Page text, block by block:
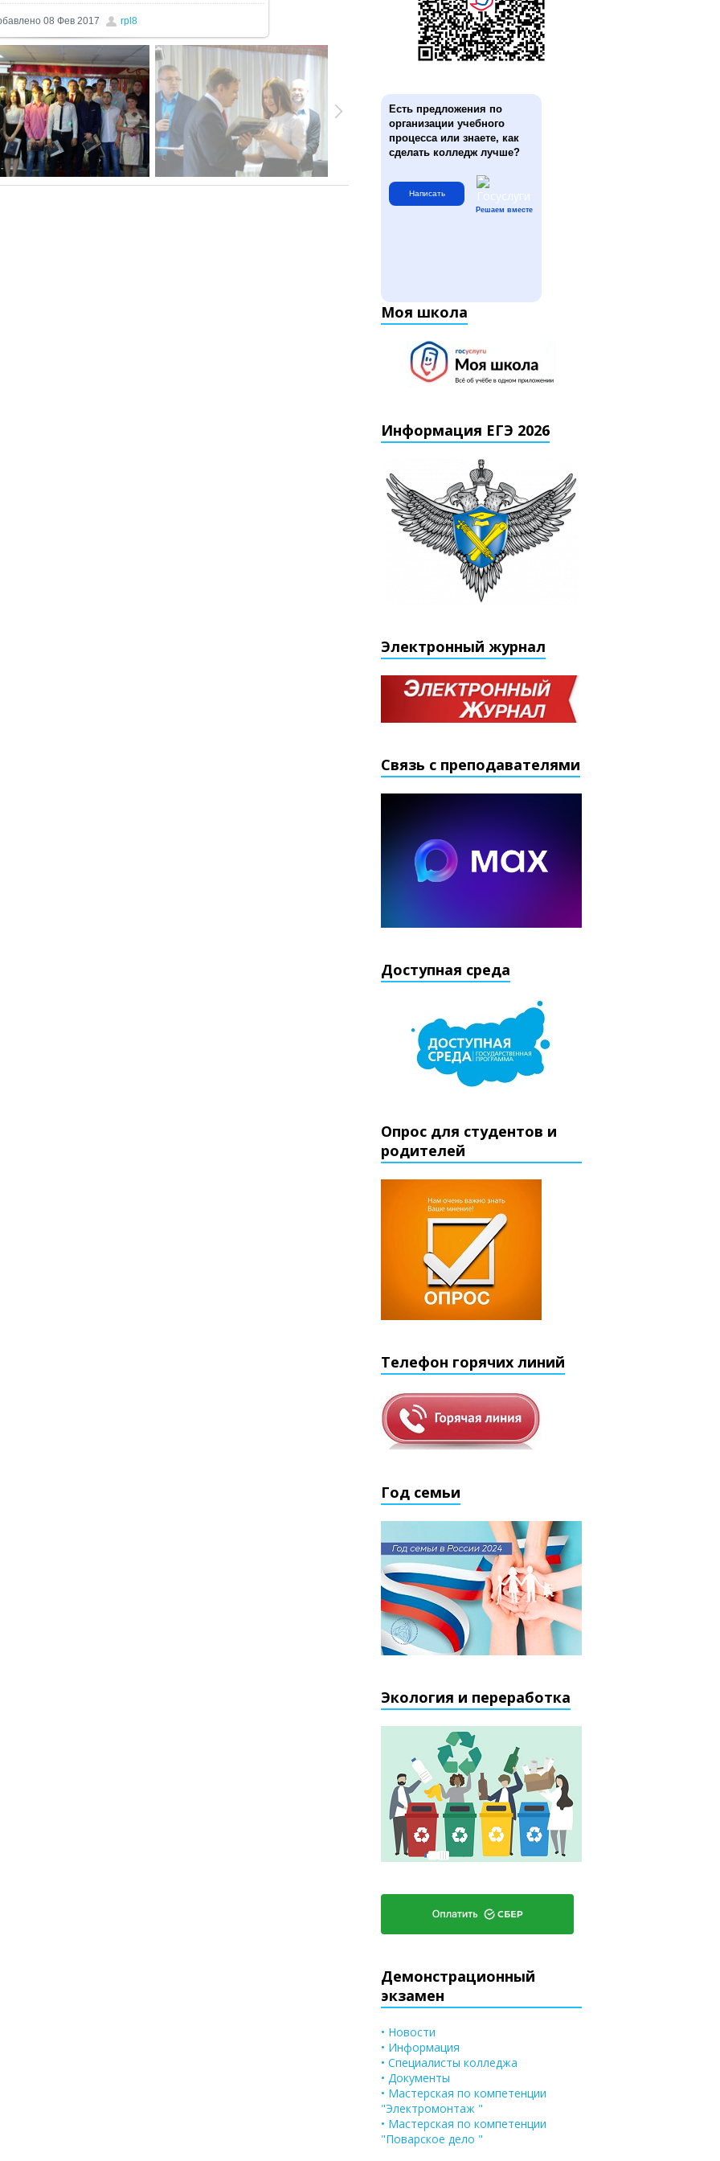
08 Фев 2017 rpl8
Есть предложения по
организации учебного
процесса или знаете, как
сделать колледж лучше?
Написать
Решаем вместе
Моя школа
Информация ЕГЭ 2026
Электронный журнал
Связь с преподавателями
Доступная среда
Опрос для студентов и
родителей
Телефон горячих линий
Год семьи
Экология и переработка
Демонстрационный
экзамен
• Новости
• Информация
• Специалисты колледжа
• Документы
• Мастерская по компетенции
"Электромонтаж "
• Мастерская по компетенции
"Поварское дело "